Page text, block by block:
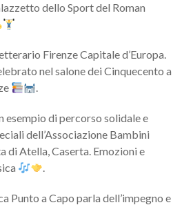
dello Sport del Roman
Firenze Capitale d’Europa.
nel salone dei Cinquecento a
.
esempio di percorso solidale e
dell’Associazione Bambini
di Atella, Caserta. Emozioni e
.
Punto a Capo parla dell’impegno e